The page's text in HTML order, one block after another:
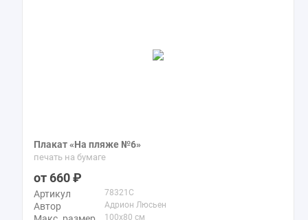
Плакат «На пляже №6»
печать на бумаге
660
Артикул 78321C
Автор Адрион Люсьен
100x80 см